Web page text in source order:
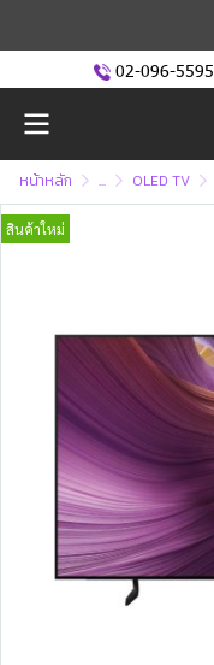
02-096-5595
หน้าหลัก ... OLED TV
สินค้าใหม่